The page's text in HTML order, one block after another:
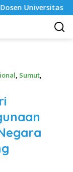
Agung
, Sumut,